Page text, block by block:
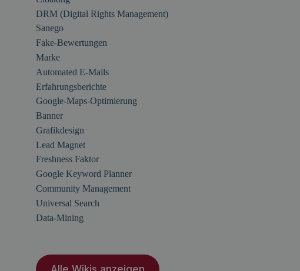
DRM (Digital Rights Management)
Sanego
Fake-Bewertungen
Marke
Automated E-Mails
Erfahrungsberichte
Google-Maps-Optimierung
Banner
Grafikdesign
Lead Magnet
Freshness Faktor
Google Keyword Planner
Community Management
Universal Search
Data-Mining